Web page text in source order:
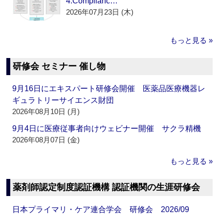
2026年07月23日 (木)
もっと見る »
研修会 セミナー 催し物
9月16日にエキスパート研修会開催 医薬品医療機器レ
ギュラトリーサイエンス財団
2026年08月10日 (月)
9月4日に医療従事者向けウェビナー開催 サクラ精機
2026年08月07日 (金)
もっと見る »
薬剤師認定制度認証機構 認証機関の生涯研修会
日本プライマリ・ケア連合学会 研修会 2026/09